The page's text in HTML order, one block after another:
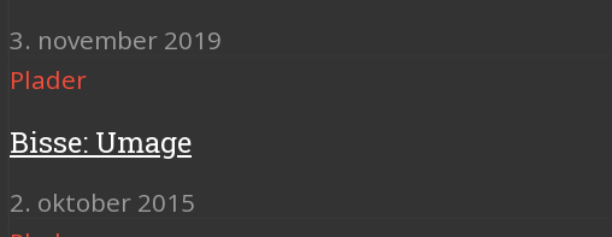
3. november 2019
Plader
Bisse: Umage
2. oktober 2015